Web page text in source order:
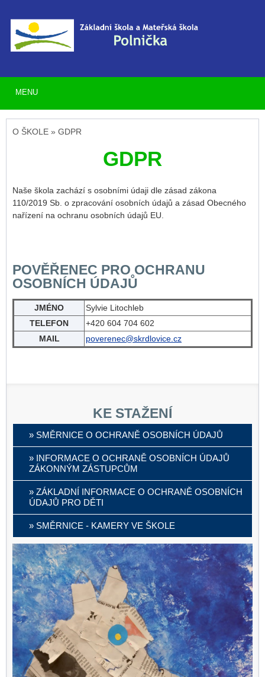
O ŠKOLE » GDPR
GDPR
Naše škola zachází s osobními údaji dle zásad zákona
110/2019 Sb. o zpracování osobních údajů a zásad Obecného
nařízení na ochranu osobních údajů EU.
POVĚŘENEC PRO OCHRANU
OSOBNÍCH ÚDAJŮ
JMÉNO
Sylvie Litochleb
TELEFON
+420 604 704 602
MAIL
poverenec@skrdlovice.cz
KE STAŽENÍ
» SMĚRNICE O OCHRANĚ OSOBNÍCH ÚDAJŮ
» INFORMACE O OCHRANĚ OSOBNÍCH ÚDAJŮ
ZÁKONNÝM ZÁSTUPCŮM
» ZÁKLADNÍ INFORMACE O OCHRANĚ OSOBNÍCH
ÚDAJŮ PRO DĚTI
» SMĚRNICE - KAMERY VE ŠKOLE
MENU